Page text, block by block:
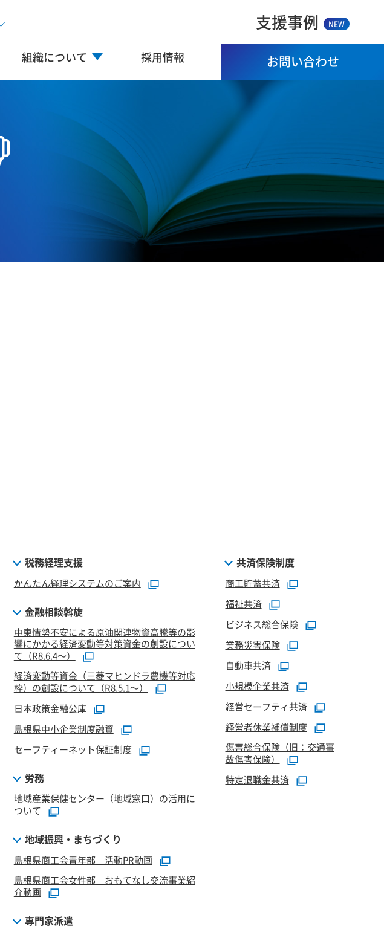
支援事例 NEW
お問い合わせ
組織について 採用情報
税務経理支援
かんたん経理システムのご案内
金融相談斡旋
中東情勢不安による原油関連物資高騰等の影
響にかかる経済変動等対策資金の創設につい
て（R8.6.4～）
経済変動等資金（三菱マヒンドラ農機等対応
枠）の創設について（R8.5.1～）
日本政策金融公庫
島根県中小企業制度融資
セーフティーネット保証制度
労務
地域産業保健センター（地域窓口）の活用に
ついて
地域振興・まちづくり
島根県商工会青年部 活動PR動画
島根県商工会女性部 おもてなし交流事業紹
介動画
専門家派遣
共済保険制度
商工貯蓄共済
福祉共済
ビジネス総合保険
業務災害保険
自動車共済
小規模企業共済
経営セーフティ共済
経営者休業補償制度
傷害総合保険（旧：交通事
故傷害保険）
特定退職金共済